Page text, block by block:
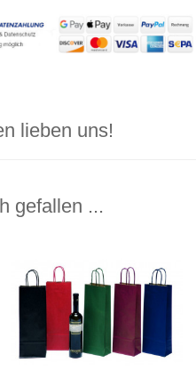
lieben uns!
gefallen ...